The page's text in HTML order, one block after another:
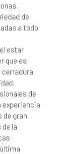
de
a todo
estar
que es
de
experiencia
de gran
la